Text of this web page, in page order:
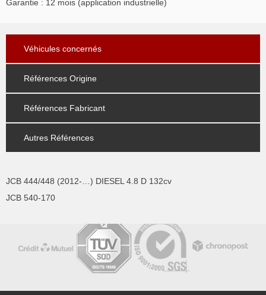
Garantie : 12 mois (application industrielle)
Véhicules concernés
Références Origine
Références Fabricant
Autres Références
JCB 444/448 (2012-…) DIESEL 4.8 D 132cv
JCB 540-170